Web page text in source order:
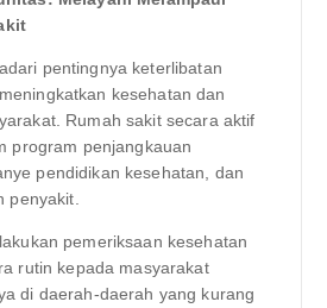
pentingnya keterlibatan
kesehatan dan
Rumah sakit secara aktif
program penjangkauan
pendidikan kesehatan, dan
penyakit.
pemeriksaan kesehatan
rutin kepada masyarakat
di daerah-daerah yang kurang